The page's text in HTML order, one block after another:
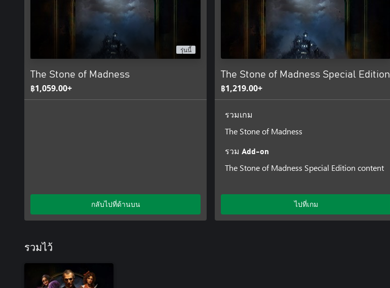
Nighttime is most wisely spent planning and managing the escape plan. Any player who explores
the monastery after curfew will be met with an extra challenge. Security is tighter, and guards will
not take kindly to any prisoners wandering about. But sometimes, the risk is worth the reward.
Experience a Stunning Hand-Painted Art Style
The visuals in The Stone of Madness have been lovingly hand-painted and animated frame by
frame, drawing heavy inspiration from 18th-century artist Francisco De Goya.
players to observe every minute detail and feel as if they’re adventuring through a Goya painting
รุ่นนี้
The Stone of Madness
฿1,059.00+
กลับไปที่ด้านบน
The Stone of Madness Special Edition
฿1,219.00+
รวมเกม
The Stone of Madness
รวม Add-on
The Stone of Madness Special Edition content
ไปที่เกม
รวมไว้